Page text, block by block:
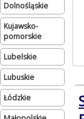
dolnośląskie
kujawsko-
pomorskie
lubelskie
lubuskie
łódzkie